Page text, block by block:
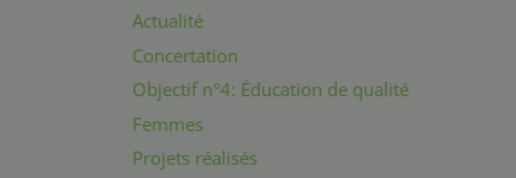
Actualité
Concertation
Objectif n°4: Éducation de qualité
Femmes
Projets réalisés